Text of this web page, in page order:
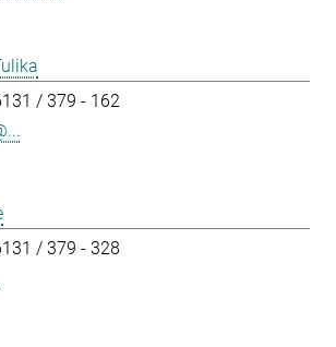
/ 379 - 162
/ 379 - 328